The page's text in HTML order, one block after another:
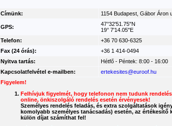
Címünk: 1154 Budapest, Gábor Áron
GPS:
47°32'51.75"N
19° 7'14.05"E
Telefon:
+36 70 630-6325
Fax (24 órás):
+36 1 414-0494
Nyitva tartás:
Hétfő - Péntek: 8:00 - 16:00
Kapcsolatfelvétel e-mailben:
ertekesites@euroof.hu
Figyelem!
Felhívjuk figyelmét, hogy telefonon nem tudunk
online, önkiszolgáló rendelés esetén érvényesek!
Személyes rendelés feladás, és extra szolgáltatások
komolyabb személyes tanácsadás) esetén, az
külön díjat számíthat fel!